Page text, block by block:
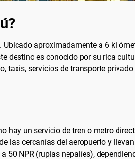
aproximadamente a 6
destino es conocido por su rica
taxis, servicios de transporte
hay un servicio de tren o metro
las cercanías del aeropuerto y
50 NPR (rupias nepalíes),